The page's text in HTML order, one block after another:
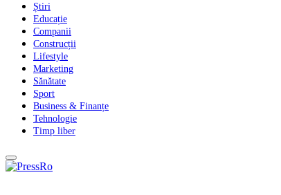
Știri
Educație
Companii
Construcții
Lifestyle
Marketing
Sănătate
Sport
Business & Finanțe
Tehnologie
Timp liber